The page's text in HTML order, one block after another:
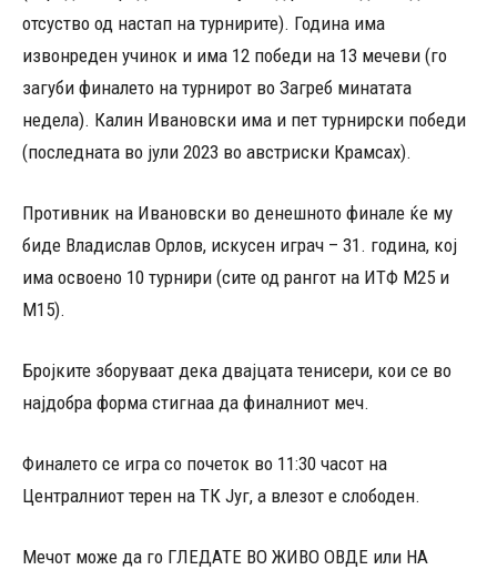
отсуство од настап на турнирите). Година има
извонреден учинок и има 12 победи на 13 мечеви (го
загуби финалето на турнирот во Загреб минатата
недела). Калин Ивановски има и пет турнирски победи
(последната во јули 2023 во австриски Крамсах).
Противник на Ивановски во денешното финале ќе му
биде Владислав Орлов, искусен играч – 31. година, кој
има освоено 10 турнири (сите од рангот на ИТФ М25 и
М15).
Бројките зборуваат дека двајцата тенисери, кои се во
најдобра форма стигнаа да финалниот меч.
Финалето се игра со почеток во 11:30 часот на
Централниот терен на ТК Југ, а влезот е слободен.
Мечот може да го ГЛЕДАТЕ ВО ЖИВО ОВДЕ или НА